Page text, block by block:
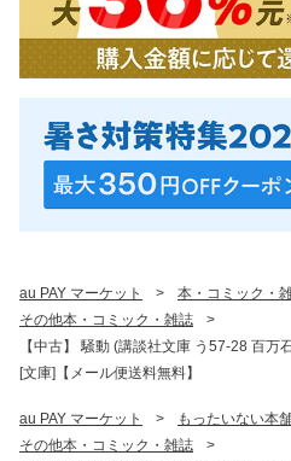
au PAY マーケット > 本・コミック・
その他本・コミック・雑誌
>
【中古】 騒動 (講談社文庫 う57-28 百万
[文庫]【メール便送料無料】
au PAY マーケット > もったいない本
その他本・コミック・雑誌
>